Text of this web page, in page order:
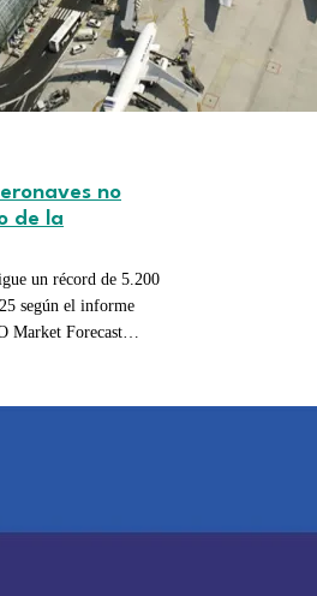
no
de la
un récord de 5.200
según el informe
Market Forecast…